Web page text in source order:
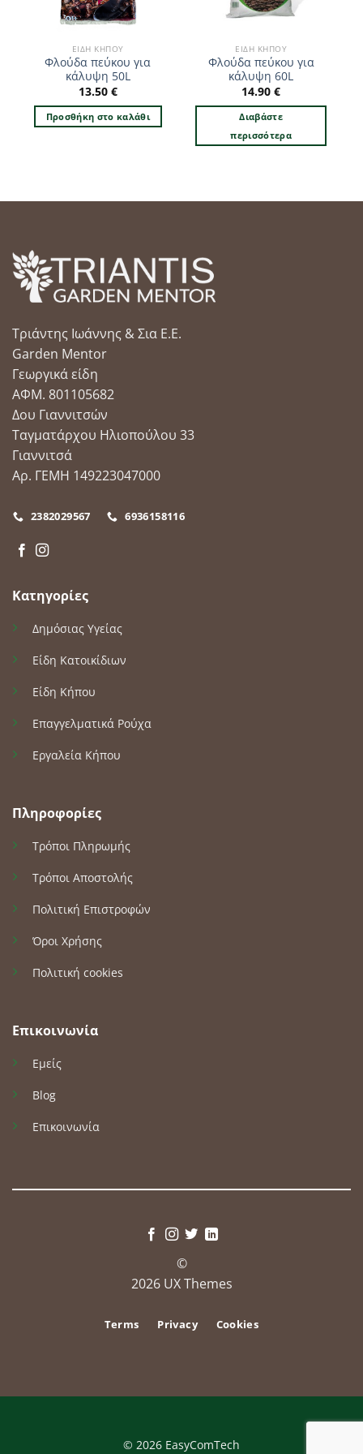
ΕΊΔΗ ΚΉΠΟΥ
Φλούδα πεύκου για
κάλυψη 50L
13.50 €
Προσθήκη στο καλάθι
ΕΊΔΗ ΚΉΠΟΥ
Φλούδα πεύκου για
κάλυψη 60L
14.90€
Διαβάστε
περισσότερα
Τριάντης Ιωάννης & Σια Ε.Ε.
Garden Mentor
Γεωργικά είδη
ΑΦΜ. 801105682
Δου Γιαννιτσών
Ταγματάρχου Ηλιοπούλου 33
Γιαννιτσά
Αρ. ΓΕΜΗ 149223047000
2382029567 6936158116
Κατηγορίες
Δημόσιας Υγείας
Είδη Κατοικίδιων
Είδη Κήπου
Επαγγελματικά Ρούχα
Εργαλεία Κήπου
Πληροφορίες
Τρόποι Πληρωμής
Τρόποι Αποστολής
Πολιτική Επιστροφών
Όροι Χρήσης
Πολιτική cookies
Επικοινωνία
Εμείς
Blog
Επικοινωνία
©
2026 UX Themes
Terms Privacy Cookies
© 2026 EasyComTech